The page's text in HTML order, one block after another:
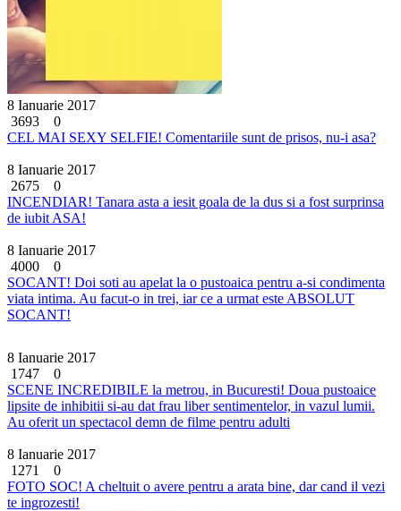
8 Ianuarie 2017
3693
0
CEL MAI SEXY SELFIE! Comentariile sunt de prisos, nu-i asa?
8 Ianuarie 2017
2675
0
INCENDIAR! Tanara asta a iesit goala de la dus si a fost surprinsa
de iubit ASA!
8 Ianuarie 2017
4000
0
SOCANT! Doi soti au apelat la o pustoaica pentru a-si condimenta
viata intima. Au facut-o in trei, iar ce a urmat este ABSOLUT
SOCANT!
8 Ianuarie 2017
1747
0
SCENE INCREDIBILE la metrou, in Bucuresti! Doua pustoaice
lipsite de inhibitii si-au dat frau liber sentimentelor, in vazul lumii.
Au oferit un spectacol demn de filme pentru adulti
8 Ianuarie 2017
1271
0
FOTO SOC! A cheltuit o avere pentru a arata bine, dar cand il vezi
te ingrozesti!